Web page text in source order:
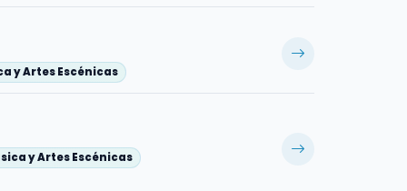
y Artes Escénicas
y Artes Escénicas